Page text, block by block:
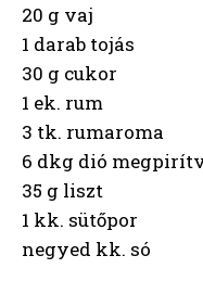
20 g vaj
1 darab tojás
30 g cukor
1 ek. rum
3 tk. rumaroma
6 dkg dió
35 g liszt
1 kk. sütőpor
negyed kk. só